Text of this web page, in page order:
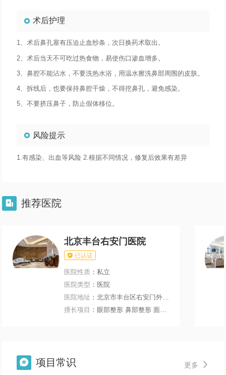
术后护理
1、术后鼻孔塞有压迫止血纱条，次日换药术取出。
2、术后当天不可吃过热食物，易使伤口渗血增多。
3、鼻腔不能沾水，不要洗热水浴，用温水擦洗鼻部周围的皮肤。
4、拆线后，也要保持鼻腔干燥，不得挖鼻孔，避免感染。
5、不要挤压鼻子，防止假体移位。
风险提示
1.有感染、出血等风险 2.根据不同情况，修复后效果有差异
 推荐医院
北京丰台右安门医院
 已认证
医院性质 ：私立
医院类型 ：医院
医院地址 ：北京市丰台区右安门外大街199号
擅长项目 ：眼部整形 鼻部整形 面部轮廓 微整注射
 项目常识 更多 